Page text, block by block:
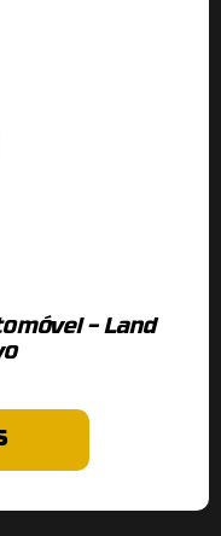
– Land